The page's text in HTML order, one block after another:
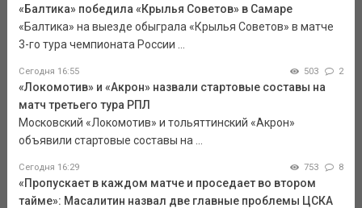
«Балтика» победила «Крылья Советов» в Самаре
«Балтика» на выезде обыграла «Крылья Советов» в матче
3-го тура чемпионата России ...
Сегодня 16:55 503 2
«Локомотив» и «Акрон» назвали стартовые составы на
матч третьего тура РПЛ
Московский «Локомотив» и тольяттинский «Акрон»
объявили стартовые составы на ...
Сегодня 16:29 753 8
«Пропускает в каждом матче и проседает во втором
тайме»: Масалитин назвал две главные проблемы ЦСКА